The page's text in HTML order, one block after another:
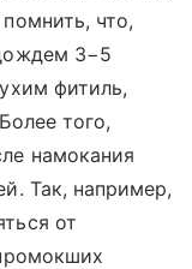
что,
3−5
фитиль,
того,
намокания
Так, например,
от